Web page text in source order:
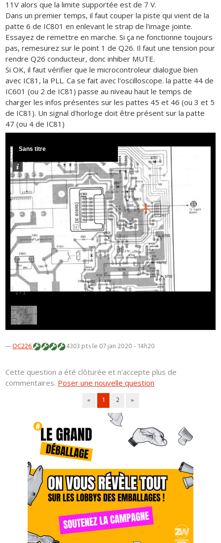
11V alors que la limite supportée est de 7 V.
Dans un premier temps, il faut couper la piste qui vient de la
patte 6 de IC801 en enlevant le strap de l'image jointe.
Essayez de remettre en marche. Si ça ne fonctionne toujours
pas, remesurez sur le point 1 de Q26. Il faut une tension pour
rendre Q26 conducteur, donc inhiber MUTE.
Si OK, il faut vérifier que le microcontroleur dialogue bien
avec IC81, la PLL. Ca se fait avec l'oscilloscope. la patte 44 de
IC601 (ou 2 de IC81) passe au niveau haut le temps de
charger les infos présentes sur les pattes 45 et 46 (ou 3 et 5
de IC81). Un signal d'horloge doit être présent sur la patte
47 (ou 4 de IC81)
1/1
Sans titre
—OC226 4303 ptsle 07 jan 2020 - 14h20
Cette question a été clôturée et n'accepte plus de
commentaires. Poser une nouvelle question
« 1 2 »